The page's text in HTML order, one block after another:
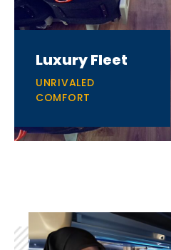
Luxury Fleet
UNRIVALED
COMFORT